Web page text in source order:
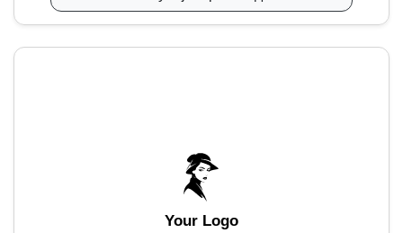
Your Logo